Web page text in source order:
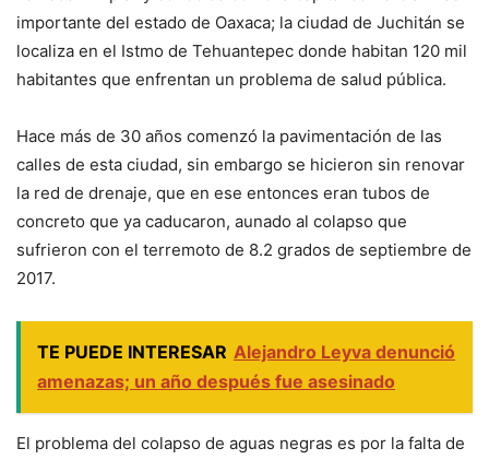
importante del estado de Oaxaca; la ciudad de Juchitán se
localiza en el Istmo de Tehuantepec donde habitan 120 mil
habitantes que enfrentan un problema de salud pública.
Hace más de 30 años comenzó la pavimentación de las
calles de esta ciudad, sin embargo se hicieron sin renovar
la red de drenaje, que en ese entonces eran tubos de
concreto que ya caducaron, aunado al colapso que
sufrieron con el terremoto de 8.2 grados de septiembre de
2017.
TE PUEDE INTERESAR Alejandro Leyva denunció
amenazas; un año después fue asesinado
El problema del colapso de aguas negras es por la falta de